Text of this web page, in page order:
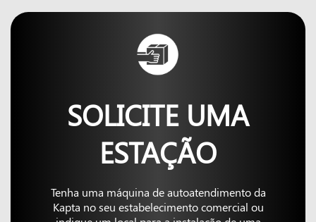
SOLICITE UMA
ESTAÇÃO
Tenha uma máquina de autoatendimento da
Kapta no seu estabelecimento comercial ou